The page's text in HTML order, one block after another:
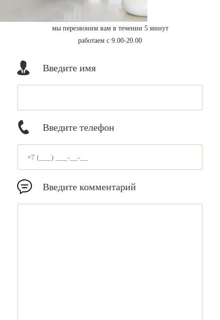
мы перезвоним вам в течении 5 минут
работаем с 9.00-20.00
Введите имя
Введите телефон
Введите комментарий